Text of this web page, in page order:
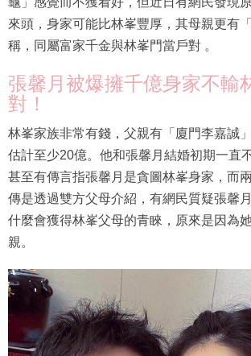
來頭，身家可能比林峯豐厚，其母親更有
稱，同屬富家千金與林峯門當戶對 。
張馨月被爆擁千億身家不輸
對！
林峯家族非常有錢，父親有「廈門李嘉誠
估計至少20億。他和張馨月結婚初期一直
甚至有傳言指張馨月是貪圖林峯身家，而
傳是透過雙方父母介紹，有網民質疑張馨
什麼會獲得林峯父母的青睞，原來是因為
親。